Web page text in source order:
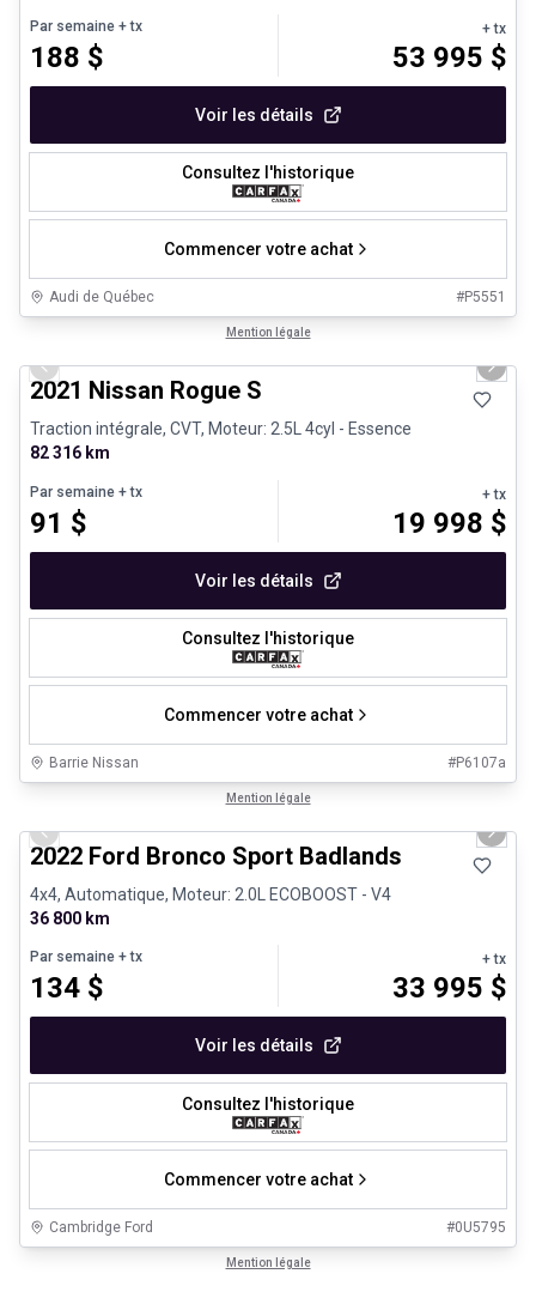
Par semaine + tx
188 $
+ tx
53 995 $
Voir les détails
Consultez l'historique
Commencer votre achat
Audi de Québec #P5551
Mention légale
Véhicules d'occasion certifiés
Previous slide Next
2021 Nissan Rogue S
Traction intégrale, CVT, Moteur: 2.5L 4cyl - Essence
82 316 km
Par semaine + tx
91 $
+ tx
19 998 $
Voir les détails
Consultez l'historique
Commencer votre achat
Barrie Nissan #P6107a
Mention légale
Previous slide Next
2022 Ford Bronco Sport Badlands
4x4, Automatique, Moteur: 2.0L ECOBOOST - V4
36 800 km
Par semaine + tx
134 $
+ tx
33 995 $
Voir les détails
Consultez l'historique
Commencer votre achat
Cambridge Ford #0U5795
Mention légale
Véhicules d'occasion certifiés